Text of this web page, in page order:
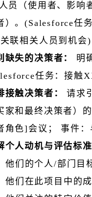
员（使用者、影响
）。(Salesforce任
联相关人员到机会)
缺失的决策者：
明
任务：接触
接触决策者：
请求
家和最终决策者）
角色]会议； 事件：
个人动机与评估标准
他们的个人/部门目
他们在此项目中的成